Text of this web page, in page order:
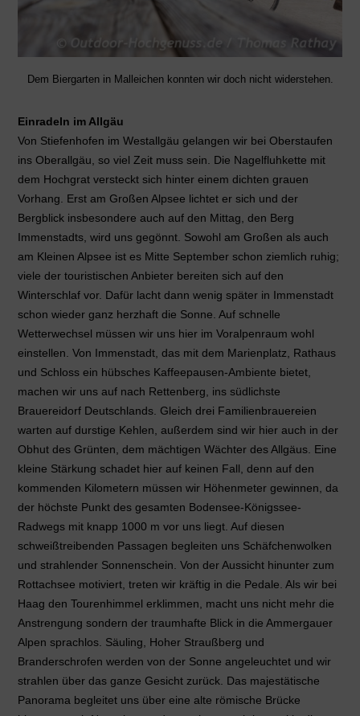
Dem Biergarten in Malleichen konnten wir doch nicht widerstehen.
Einradeln im Allgäu
Von Stiefenhofen im Westallgäu gelangen wir bei Oberstaufen
ins Oberallgäu, so viel Zeit muss sein. Die Nagelfluhkette mit
dem Hochgrat versteckt sich hinter einem dichten grauen
Vorhang. Erst am Großen Alpsee lichtet er sich und der
Bergblick insbesondere auch auf den Mittag, den Berg
Immenstadts, wird uns gegönnt. Sowohl am Großen als auch
am Kleinen Alpsee ist es Mitte September schon ziemlich ruhig;
viele der touristischen Anbieter bereiten sich auf den
Winterschlaf vor. Dafür lacht dann wenig später in Immenstadt
schon wieder ganz herzhaft die Sonne. Auf schnelle
Wetterwechsel müssen wir uns hier im Voralpenraum wohl
einstellen. Von Immenstadt, das mit dem Marienplatz, Rathaus
und Schloss ein hübsches Kaffeepausen-Ambiente bietet,
machen wir uns auf nach Rettenberg, ins südlichste
Brauereidorf Deutschlands. Gleich drei Familienbrauereien
warten auf durstige Kehlen, außerdem sind wir hier auch in der
Obhut des Grünten, dem mächtigen Wächter des Allgäus. Eine
kleine Stärkung schadet hier auf keinen Fall, denn auf den
kommenden Kilometern müssen wir Höhenmeter gewinnen, da
der höchste Punkt des gesamten Bodensee-Königssee-
Radwegs mit knapp 1000 m vor uns liegt. Auf diesen
schweißtreibenden Passagen begleiten uns Schäfchenwolken
und strahlender Sonnenschein. Von der Aussicht hinunter zum
Rottachsee motiviert, treten wir kräftig in die Pedale. Als wir bei
Haag den Tourenhimmel erklimmen, macht uns nicht mehr die
Anstrengung sondern der traumhafte Blick in die Ammergauer
Alpen sprachlos. Säuling, Hoher Straußberg und
Branderschrofen werden von der Sonne angeleuchtet und wir
strahlen über das ganze Gesicht zurück. Das majestätische
Panorama begleitet uns über eine alte römische Brücke